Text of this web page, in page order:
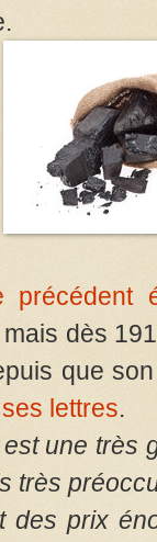
précédent
mais dès
que
lettres.
une très
très
des prix